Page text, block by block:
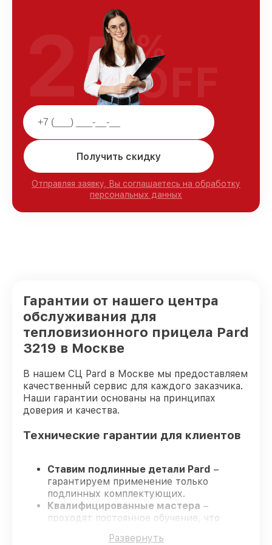
Получить скидку
Отправляя заявку, Вы соглашаетесь на обработку
персональных данных
25%
OFF
Гарантии от нашего центра
обслуживания для
тепловизионного прицела Pard
3219 в Москве
В нашем СЦ Pard в Москве мы предоставляем
качественный сервис для каждого заказчика.
Наши гарантии основаны на принципах
доверия и качества.
Технические гарантии для клиентов
Ставим подлинные детали Pard –
гарантируем применение только
подлинных комплектующих.
Квалифицированные мастера –
проходят постоянное обучение, что
профессионализма.
Развернуть